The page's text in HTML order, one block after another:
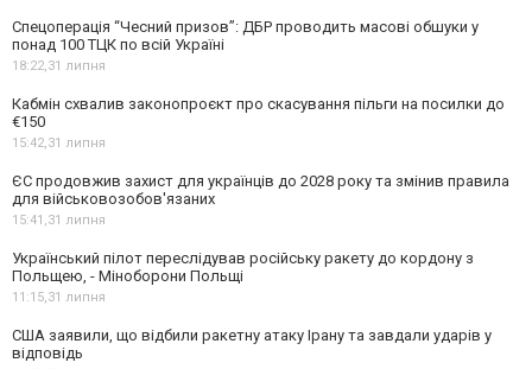
Спецоперація “Чесний призов”: ДБР проводить масові обшуки у
понад 100 ТЦК по всій Україні
18:22,31 липня
Кабмін схвалив законопроєкт про скасування пільги на посилки до
€150
15:42,31 липня
ЄС продовжив захист для українців до 2028 року та змінив правила
для військовозобов'язаних
15:41,31 липня
Український пілот переслідував російську ракету до кордону з
Польщею, - Міноборони Польщі
11:15,31 липня
США заявили, що відбили ракетну атаку Ірану та завдали ударів у
відповідь